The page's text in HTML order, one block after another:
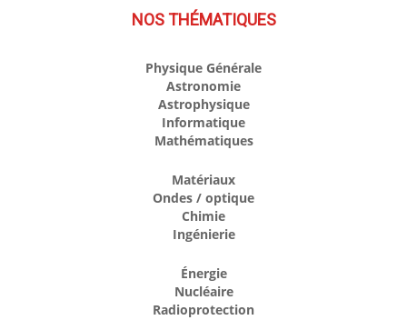
NOS THÉMATIQUES
Physique Générale
Astronomie
Astrophysique
Informatique
Mathématiques
Matériaux
Ondes / optique
Chimie
Ingénierie
Énergie
Nucléaire
Radioprotection